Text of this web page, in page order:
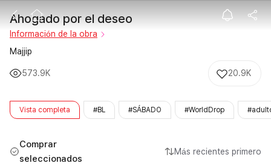
Ahogado por
Ahogado por el deseo
Información de la obra
Majjip
573.9K 20.9K
Vista completa #BL #SÁBADO #WorldDrop
Comprar
seleccionados
Más recientes primero